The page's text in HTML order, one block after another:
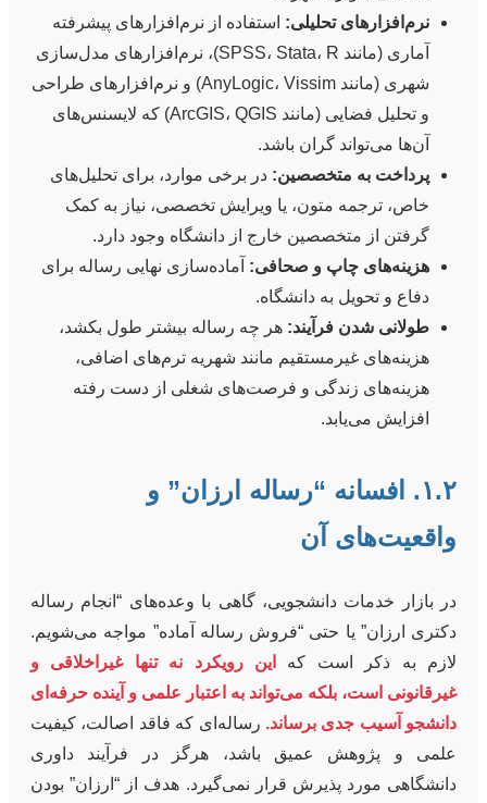
نرم‌افزارهای تحلیلی: استفاده از نرم‌افزارهای پیشرفته
آماری (مانند SPSS، Stata، R)، نرم‌افزارهای مدل‌سازی
شهری (مانند AnyLogic، Vissim) و نرم‌افزارهای طراحی
و تحلیل فضایی (مانند ArcGIS، QGIS) که لایسنس‌های
آن‌ها می‌تواند گران باشد.
پرداخت به متخصصین: در برخی موارد، برای تحلیل‌های
خاص، ترجمه متون، یا ویرایش تخصصی، نیاز به کمک
گرفتن از متخصصین خارج از دانشگاه وجود دارد.
هزینه‌های چاپ و صحافی: آماده‌سازی نهایی رساله برای
دفاع و تحویل به دانشگاه.
طولانی شدن فرآیند: هر چه رساله بیشتر طول بکشد،
هزینه‌های غیرمستقیم مانند شهریه ترم‌های اضافی،
هزینه‌های زندگی و فرصت‌های شغلی از دست رفته
افزایش می‌یابد.
۱.۲. افسانه “رساله ارزان” و
واقعیت‌های آن
در بازار خدمات دانشجویی، گاهی با وعده‌های “انجام رساله
دکتری ارزان” یا حتی “فروش رساله آماده” مواجه می‌شویم.
لازم به ذکر است که
این رویکرد نه تنها غیراخلاقی و
غیرقانونی است، بلکه می‌تواند به اعتبار علمی و آینده حرفه‌ای
دانشجو آسیب جدی برساند. رساله‌ای که فاقد اصالت، کیفیت
علمی و پژوهش عمیق باشد، هرگز در فرآیند داوری
دانشگاهی مورد پذیرش قرار نمی‌گیرد. هدف از “ارزان” بودن